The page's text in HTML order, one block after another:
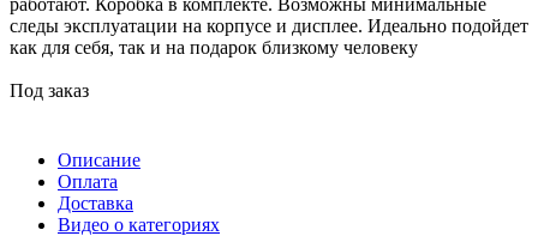
следы эксплуатации на корпусе и дисплее. Идеально подойдет
как для себя, так и на подарок близкому человеку
Под заказ
Описание
Оплата
Доставка
Видео о категориях